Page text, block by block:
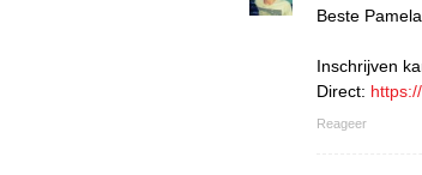
Beste Pamela,
Inschrijven
Direct:
Reageer